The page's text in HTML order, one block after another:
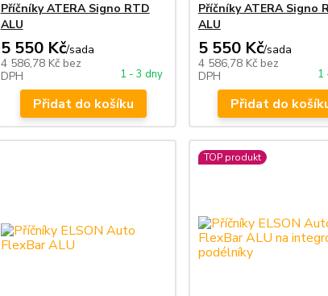
Příčníky ATERA Signo RTD
ALU
5 550 Kč/sada
4 586,78 Kč bez
DPH
1 - 3 dny
Přidat do košíku
Příčníky ATERA Signo
ALU
5 550 Kč/sada
4 586,78 Kč bez
DPH
1
Přidat do
TOP produkt